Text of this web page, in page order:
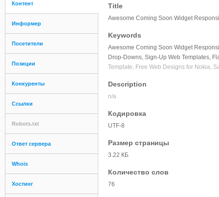
Контент
Информер
Посетители
Позиции
Конкуренты
Ссылки
Robots.txt
Ответ сервера
Whois
Хостинг
Title
Awesome Coming Soon Widget
Keywords
Awesome Coming Soon Widget
Drop-Downs, Sign-Up Web Templates,
Template, Free Web Designs for Nokia,
Description
n/a
Кодировка
UTF-8
Размер страницы
3.22 КБ
Количество слов
76